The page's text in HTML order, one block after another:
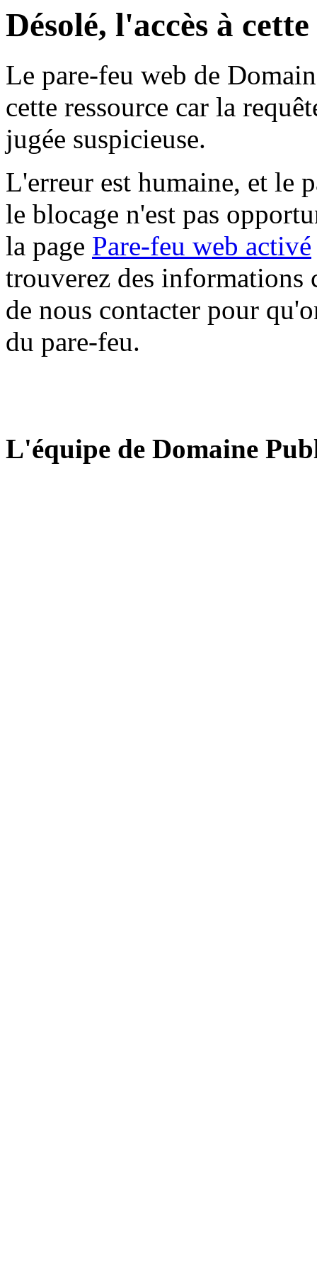
Désolé, l'accès à
Le pare-feu web de
cette ressource car la
jugée suspicieuse.
L'erreur est humaine, et le
le blocage n'est pas
la page Pare-feu web activé
trouverez des informations
de nous contacter pour
du pare-feu.
L'équipe de Domaine